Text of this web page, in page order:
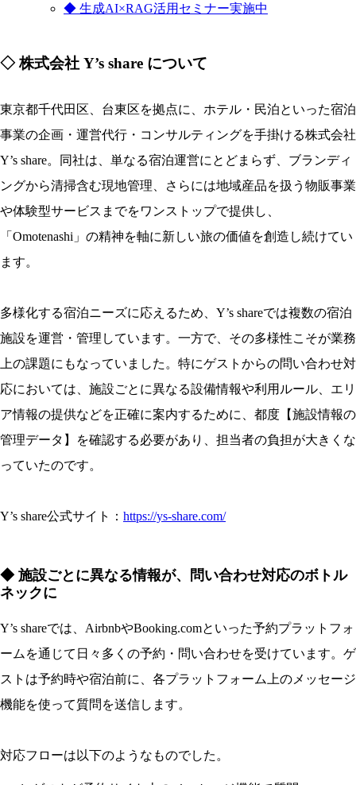
◆ 生成AI×RAG活用セミナー実施中
◇ 株式会社 Y’s share について
東京都千代田区、台東区を拠点に、ホテル・民泊といった宿泊
事業の企画・運営代行・コンサルティングを手掛ける株式会社
Y’s share。同社は、単なる宿泊運営にとどまらず、ブランディ
ングから清掃含む現地管理、さらには地域産品を扱う物販事業
や体験型サービスまでをワンストップで提供し、
「Omotenashi」の精神を軸に新しい旅の価値を創造し続けてい
ます。
多様化する宿泊ニーズに応えるため、Y’s shareでは複数の宿泊
施設を運営・管理しています。一方で、 その多様性こそが業務
上の課題にもなっていました。特にゲストからの問い合わせ対
応においては、施設ごとに異なる設備情報や利用ルール、エリ
ア情報の提供などを正確に案内するために、都度【施設情報の
管理データ】を確認する必要があり、担当者の負担が大きくな
っていたのです。
Y’s share公式サイト： https://ys-share.com/
◆ 施設ごとに異なる情報が、問い合わせ対応のボトル
ネックに
Y’s shareでは、AirbnbやBooking.comといった予約プラットフォ
ームを通じて日々多くの予約・問い合わせを受けています。ゲ
ストは予約時や宿泊前に、各プラットフォーム上のメッセージ
機能を使って質問を送信します。
対応フローは以下のようなものでした。